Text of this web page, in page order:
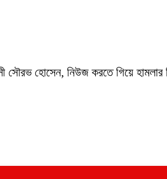
সৌরভ হোসেন, নিউজ করতে গিয়ে হামলার